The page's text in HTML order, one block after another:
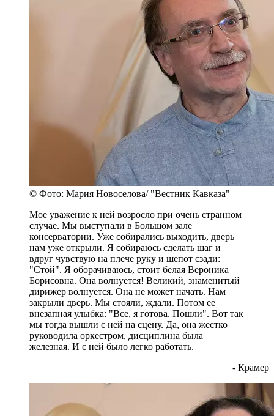
© Фото: Мария Новоселова/ "Вестник Кавказа"
Мое уважение к ней возросло при очень странном
случае. Мы выступали в Большом зале
консерватории. Уже собирались выходить, дверь
нам уже открыли. Я собираюсь сделать шаг и
вдруг чувствую на плече руку и шепот сзади:
"Стой". Я оборачиваюсь, стоит белая Вероника
Борисовна. Она волнуется! Великий, знаменитый
дирижер волнуется. Она не может начать. Нам
закрыли дверь. Мы стояли, ждали. Потом ее
внезапная улыбка: "Все, я готова. Пошли". Вот так
мы тогда вышли с ней на сцену. Да, она жестко
руководила оркестром, дисциплина была
железная. И с ней было легко работать.
- Крамер